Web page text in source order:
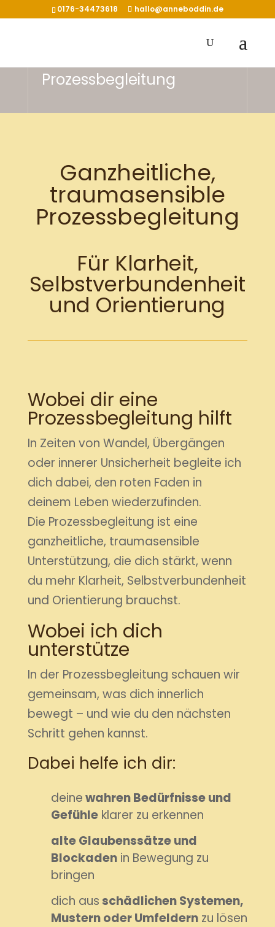
0176-34473618 hallo@anneboddin.de
Prozessbegleitung
Ganzheitliche,
traumasensible
Prozessbegleitung
Für Klarheit,
Selbstverbundenheit
und Orientierung
Wobei dir eine
Prozessbegleitung hilft
In Zeiten von Wandel, Übergängen
oder innerer Unsicherheit begleite ich
dich dabei, den roten Faden in
deinem Leben wiederzufinden.
Die Prozessbegleitung ist eine
ganzheitliche, traumasensible
Unterstützung, die dich stärkt, wenn
du mehr Klarheit, Selbstverbundenheit
und Orientierung brauchst.
Wobei ich dich
unterstütze
In der Prozessbegleitung schauen wir
gemeinsam, was dich innerlich
bewegt – und wie du den nächsten
Schritt gehen kannst.
Dabei helfe ich dir:
deinewahren Bedürfnisse und
Gefühleklarer zu erkennen
alte Glaubenssätze und
Blockadenin Bewegung zu
bringen
dich ausschädlichen Systemen,
Mustern oder Umfeldernzu lösen